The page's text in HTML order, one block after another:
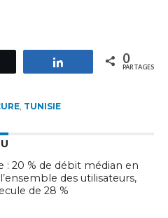
Partagez 0
PARTAGES
, TUNISIE
: 20 % de débit médian en
des utilisateurs,
de 28 %